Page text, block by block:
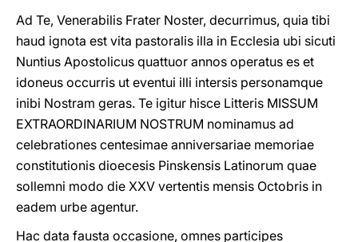
Ad Te, Venerabilis Frater Noster, decurrimus, quia tibi
haud ignota est vita pastoralis illa in Ecclesia ubi sicuti
Nuntius Apostolicus quattuor annos operatus es et
idoneus occurris ut eventui illi intersis personamque
inibi Nostram geras. Te igitur hisce Litteris MISSUM
EXTRAORDINARIUM NOSTRUM nominamus ad
celebrationes centesimae anniversariae memoriae
constitutionis dioecesis Pinskensis Latinorum quae
sollemni modo die XXV vertentis mensis Octobris in
eadem urbe agentur.
Hac data fausta occasione, omnes participes